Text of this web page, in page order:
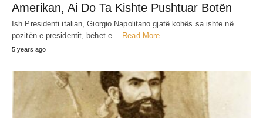
Amerikan, Ai Do Ta Kishte Pushtuar Botën
Ish Presidenti italian, Giorgio Napolitano gjatë kohës sa ishte në
pozitën e presidentit, bëhet e…
Read More
5 years ago